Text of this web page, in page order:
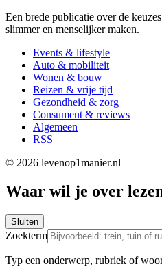
Een brede publicatie over de
slimmer en menselijker maken.
Events & lifestyle
Auto & mobiliteit
Wonen & bouw
Reizen & vrije tijd
Gezondheid & zorg
Consument & reviews
Algemeen
RSS
© 2026 levenop1manier.nl
Waar wil je over
Sluiten
Zoekterm
Typ een onderwerp, rubriek of